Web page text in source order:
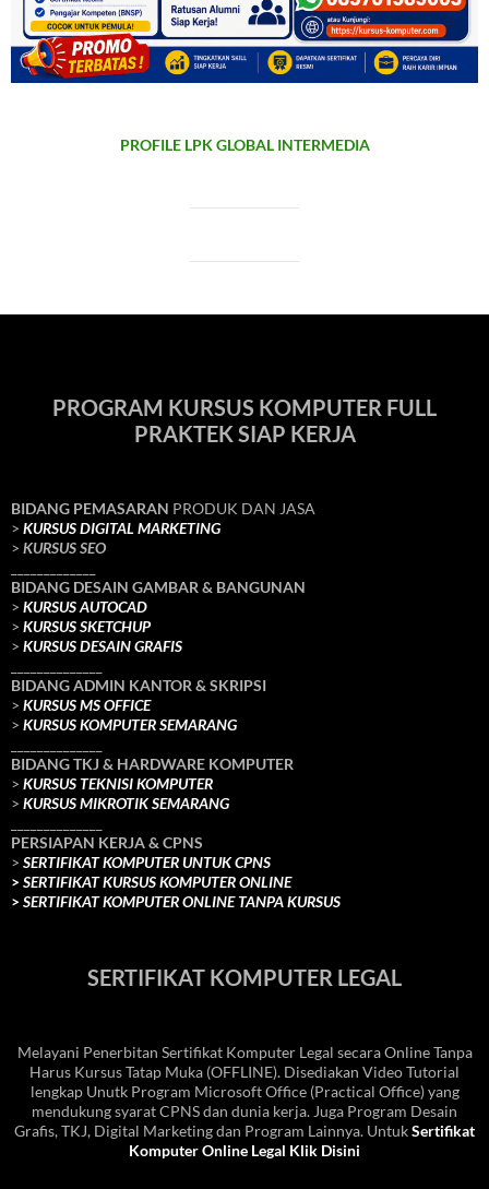
PROFILE LPK GLOBAL INTERMEDIA
PROGRAM KURSUS KOMPUTER FULL
PRAKTEK SIAP KERJA
BIDANG PEMASARAN PRODUK DAN JASA
> KURSUS DIGITAL MARKETING
> KURSUS SEO
BIDANG DESAIN GAMBAR & BANGUNAN
> KURSUS AUTOCAD
> KURSUS SKETCHUP
> KURSUS DESAIN GRAFIS
BIDANG ADMIN KANTOR & SKRIPSI
> KURSUS MS OFFICE
> KURSUS KOMPUTER SEMARANG
BIDANG TKJ & HARDWARE KOMPUTER
> KURSUS TEKNISI KOMPUTER
> KURSUS MIKROTIK SEMARANG
PERSIAPAN KERJA & CPNS
> SERTIFIKAT KOMPUTER UNTUK CPNS
> SERTIFIKAT KURSUS KOMPUTER ONLINE
> SERTIFIKAT KOMPUTER ONLINE TANPA KURSUS
SERTIFIKAT KOMPUTER LEGAL
Melayani Penerbitan Sertifikat Komputer Legal secara Online Tanpa
Harus Kursus Tatap Muka (OFFLINE). Disediakan Video Tutorial
lengkap Unutk Program Microsoft Office (Practical Office) yang
mendukung syarat CPNS dan dunia kerja. Juga Program Desain
Grafis, TKJ, Digital Marketing dan Program Lainnya. UntukSertifikat
Komputer Online Legal Klik Disini